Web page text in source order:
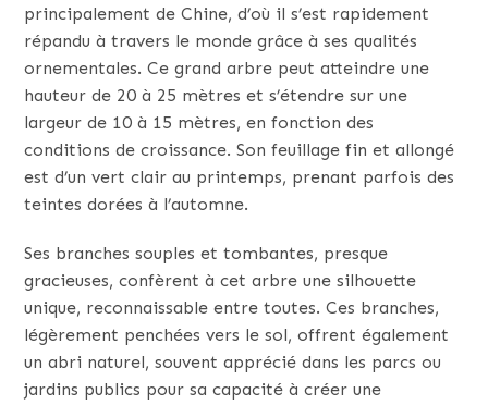
principalement de Chine, d’où il s’est rapidement
répandu à travers le monde grâce à ses qualités
ornementales. Ce grand arbre peut atteindre une
hauteur de 20 à 25 mètres et s’étendre sur une
largeur de 10 à 15 mètres, en fonction des
conditions de croissance. Son feuillage fin et allongé
est d’un vert clair au printemps, prenant parfois des
teintes dorées à l’automne.
Ses branches souples et tombantes, presque
gracieuses, confèrent à cet arbre une silhouette
unique, reconnaissable entre toutes. Ces branches,
légèrement penchées vers le sol, offrent également
un abri naturel, souvent apprécié dans les parcs ou
jardins publics pour sa capacité à créer une